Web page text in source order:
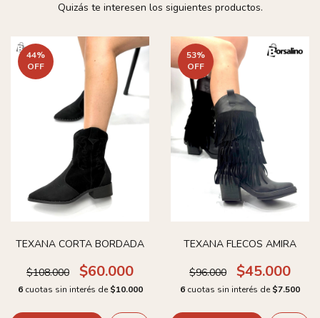
Quizás te interesen los siguientes productos.
44%
OFF
TEXANA CORTA BORDADA
$108.000 $60.000
6 cuotas sin interés de $10.000
53%
OFF
TEXANA FLECOS AMIRA
$96.000 $45.000
6 cuotas sin interés de $7.500